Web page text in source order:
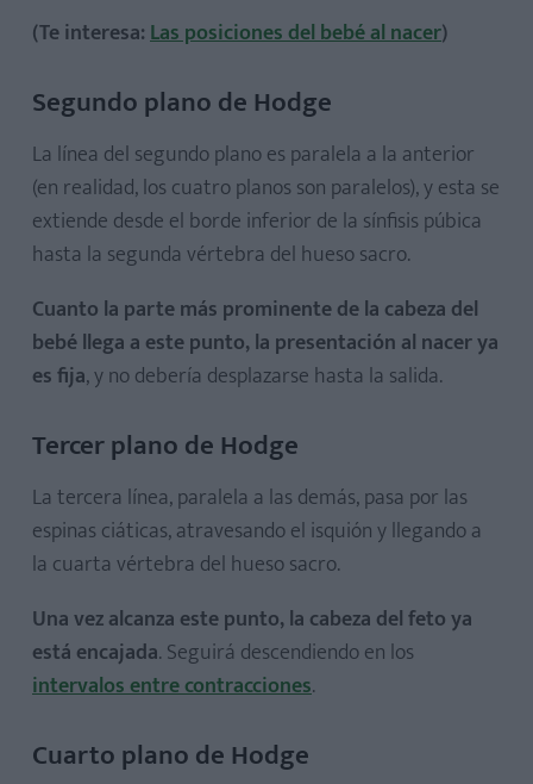
(Te interesa:Las posiciones del bebé al nacer)
Segundo plano de Hodge
La línea del segundo plano es paralela a la anterior
(en realidad, los cuatro planos son paralelos), y esta se
extiende desde el borde inferior de la sínfisis púbica
hasta la segunda vértebra del hueso sacro.
Cuanto la parte más prominente de la cabeza del
bebé llega a este punto, la presentación al nacer ya
es fija, y no debería desplazarse hasta la salida.
Tercer plano de Hodge
La tercera línea, paralela a las demás, pasa por las
espinas ciáticas, atravesando el isquión y llegando a
la cuarta vértebra del hueso sacro.
Una vez alcanza este punto, la cabeza del feto ya
está encajada. Seguirá descendiendo en los
intervalos entre contracciones.
Cuarto plano de Hodge